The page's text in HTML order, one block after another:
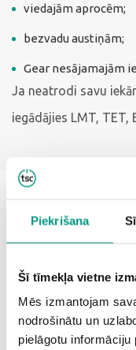
Piekrišana
Šī tīmekļa vietne
Mēs izmantojam
nodrošinātu un
pielāgotu
viedajām aprocēm;
bezvadu austiņām;
Gear nesājamajām
Ja neatrodi savu
iegādājies LMT, TET,